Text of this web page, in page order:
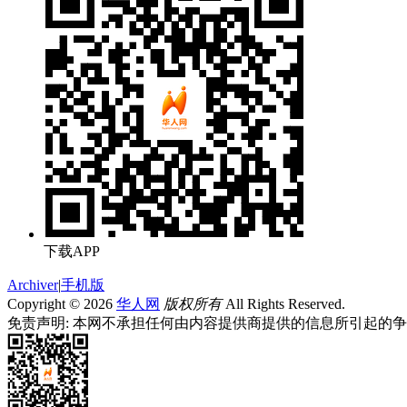
下载APP
Archiver|手机版
Copyright © 2026 华人网 版权所有All Rights Reserved.
免责声明: 本网不承担任何由内容提供商提供的信息所引起的争